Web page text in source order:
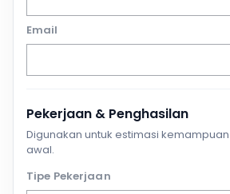
Email
Pekerjaan & Penghasilan
Digunakan untuk estimasi
awal.
Tipe Pekerjaan